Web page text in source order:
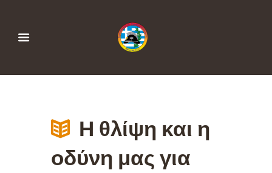
Η θλίψη και η
οδύνη μας για